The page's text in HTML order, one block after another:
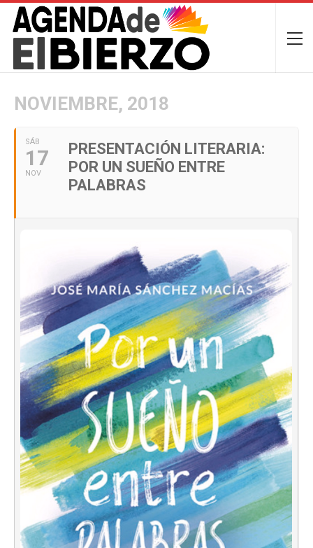
NOVIEMBRE, 2018
SÁB
17
NOV
PRESENTACIÓN LITERARIA:
POR UN SUEÑO ENTRE
PALABRAS